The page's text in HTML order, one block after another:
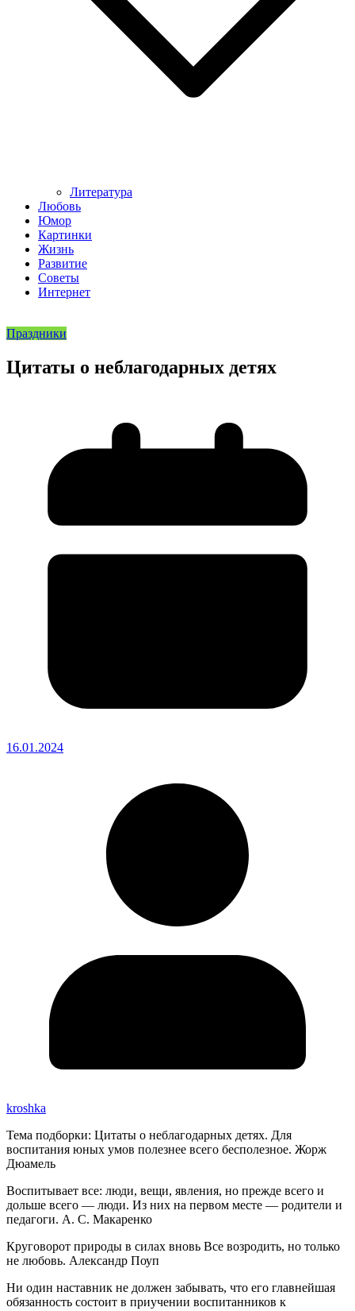
Литература
Любовь
Юмор
Картинки
Жизнь
Развитие
Советы
Интернет
Праздники
Цитаты о неблагодарных детях
16.01.2024
kroshka
Тема подборки: Цитаты о неблагодарных детях. Для
воспитания юных умов полезнее всего бесполезное. Жорж
Дюамель
Воспитывает все: люди, вещи, явления, но прежде всего и
дольше всего — люди. Из них на первом месте — родители и
педагоги. А. С. Макаренко
Круговорот природы в силах вновь Все возродить, но только
не любовь. Александр Поуп
Ни один наставник не должен забывать, что его главнейшая
обязанность состоит в приучении воспитанников к